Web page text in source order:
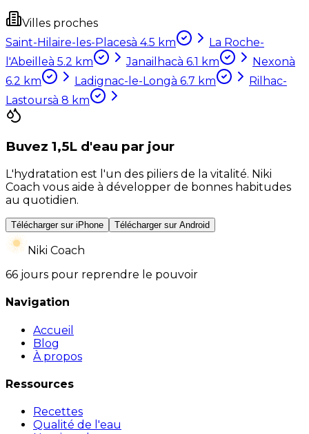
Villes proches
Saint-Hilaire-les-Placesà 4.5 km
La Roche-
l'Abeilleà 5.2 km Janailhacà 6.1 km Nexonà
6.2 km Ladignac-le-Longà 6.7 km
Rilhac-
Lastoursà 8 km
Buvez 1,5L d'eau par jour
L'hydratation est l'un des piliers de la vitalité. Niki
Coach vous aide à développer de bonnes habitudes
au quotidien.
Télécharger sur iPhone Télécharger sur Android
Niki Coach
66 jours pour reprendre le pouvoir
Navigation
Accueil
Blog
À propos
Ressources
Recettes
Qualité de l'eau